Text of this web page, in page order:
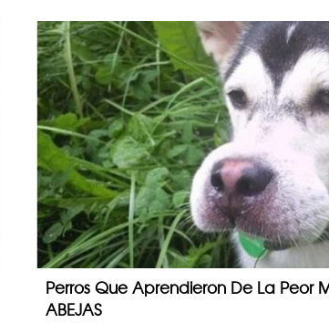
Perros Que Aprendieron De La Peor
ABEJAS